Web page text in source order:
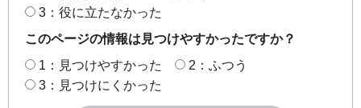
3：役に立たなかった
このページの情報は見つけやすかったですか？
1：見つけやすかった
2：ふつう
3：見つけにくかった